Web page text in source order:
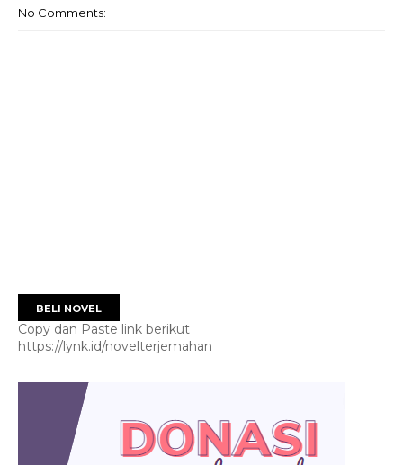
No Comments:
BELI NOVEL
Copy dan Paste link berikut
https://lynk.id/novelterjemahan